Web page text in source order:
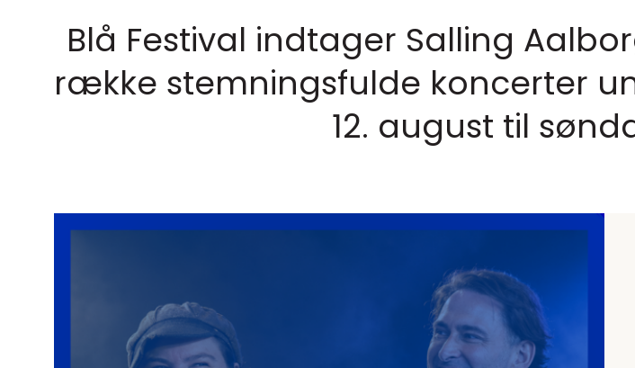
Blå Festival indtager Salling
række stemningsfulde koncerter
12. august til